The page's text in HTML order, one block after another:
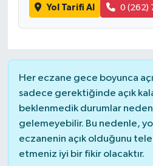
Yol Tarifi Al 0 (262)
Her eczane gece boyunca
sadece gerektiğinde açık
beklenmedik durumlar
gelemeyebilir. Bu nedenle,
eczanenin açık olduğunu
etmeniz iyi bir fikir olacaktır.
TEKNOLOJİ